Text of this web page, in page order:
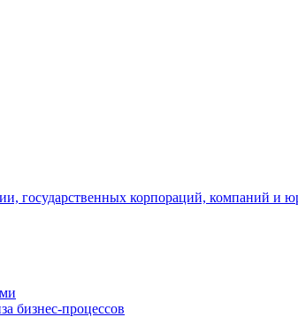
государственных корпораций, компаний и
бизнес-процессов